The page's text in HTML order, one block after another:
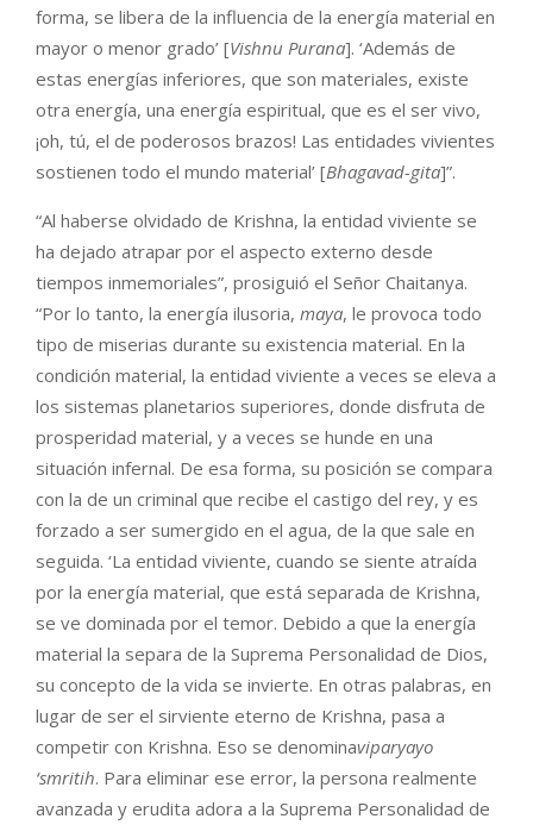
forma, se libera de la influencia de la energía material en
mayor o menor grado’ [Vishnu Purana]. ‘Además de
estas energías inferiores, que son materiales, existe
otra energía, una energía espiritual, que es el ser vivo,
¡oh, tú, el de poderosos brazos! Las entidades vivientes
sostienen todo el mundo material’ [Bhagavad-gita]”.
“Al haberse olvidado de Krishna, la entidad viviente se
ha dejado atrapar por el aspecto externo desde
tiempos inmemoriales”, prosiguió el Señor Chaitanya.
“Por lo tanto, la energía ilusoria, maya, le provoca todo
tipo de miserias durante su existencia material. En la
condición material, la entidad viviente a veces se eleva a
los sistemas planetarios superiores, donde disfruta de
prosperidad material, y a veces se hunde en una
situación infernal. De esa forma, su posición se compara
con la de un criminal que recibe el castigo del rey, y es
forzado a ser sumergido en el agua, de la que sale en
seguida. ‘La entidad viviente, cuando se siente atraída
por la energía material, que está separada de Krishna,
se ve dominada por el temor. Debido a que la energía
material la separa de la Suprema Personalidad de Dios,
su concepto de la vida se invierte. En otras palabras, en
lugar de ser el sirviente eterno de Krishna, pasa a
competir con Krishna. Eso se denominaviparyayo
‘smritih. Para eliminar ese error, la persona realmente
avanzada y erudita adora a la Suprema Personalidad de